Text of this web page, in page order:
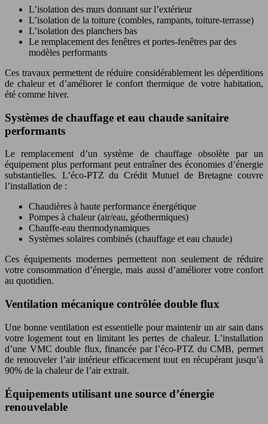
L’isolation des murs donnant sur l’extérieur
L’isolation de la toiture (combles, rampants, toiture-terrasse)
L’isolation des planchers bas
Le remplacement des fenêtres et portes-fenêtres par des
modèles performants
Ces travaux permettent de réduire considérablement les déperditions
de chaleur et d’améliorer le confort thermique de votre habitation,
été comme hiver.
Systèmes de chauffage et eau chaude sanitaire
performants
Le remplacement d’un système de chauffage obsolète par un
équipement plus performant peut entraîner des économies d’énergie
substantielles. L’éco-PTZ du Crédit Mutuel de Bretagne couvre
l’installation de :
Chaudières à haute performance énergétique
Pompes à chaleur (air/eau, géothermiques)
Chauffe-eau thermodynamiques
Systèmes solaires combinés (chauffage et eau chaude)
Ces équipements modernes permettent non seulement de réduire
votre consommation d’énergie, mais aussi d’améliorer votre confort
au quotidien.
Ventilation mécanique contrôlée double flux
Une bonne ventilation est essentielle pour maintenir un air sain dans
votre logement tout en limitant les pertes de chaleur. L’installation
d’une VMC double flux, financée par l’éco-PTZ du CMB, permet
de renouveler l’air intérieur efficacement tout en récupérant jusqu’à
90% de la chaleur de l’air extrait.
Équipements utilisant une source d’énergie
renouvelable